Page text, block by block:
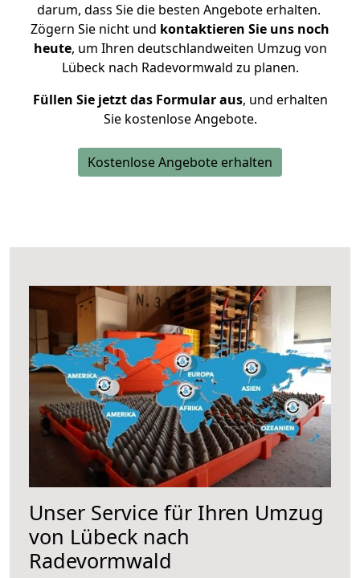
darum, dass Sie die besten Angebote erhalten.
Zögern Sie nicht und kontaktieren Sie uns noch
heute, um Ihren deutschlandweiten Umzug von
Lübeck nach Radevormwald zu planen.
Füllen Sie jetzt das Formular aus, und erhalten
Sie kostenlose Angebote.
Kostenlose Angebote erhalten
Unser Service für Ihren Umzug
von Lübeck nach
Radevormwald